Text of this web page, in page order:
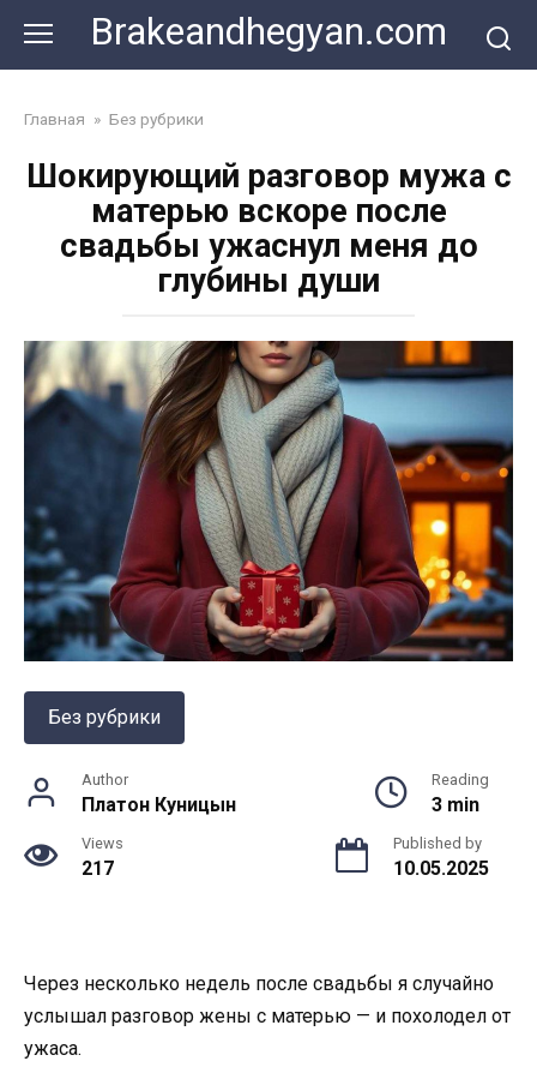
content
Brakeandhegyan.com
Главная » Без рубрики
Шокирующий разговор мужа с
матерью вскоре после
свадьбы ужаснул меня до
глубины души
Без рубрики
Author
Платон Куницын
Reading
3 min
Views
217
Published by
10.05.2025
Через несколько недель после свадьбы я случайно
услышал разговор жены с матерью — и похолодел от
ужаса.